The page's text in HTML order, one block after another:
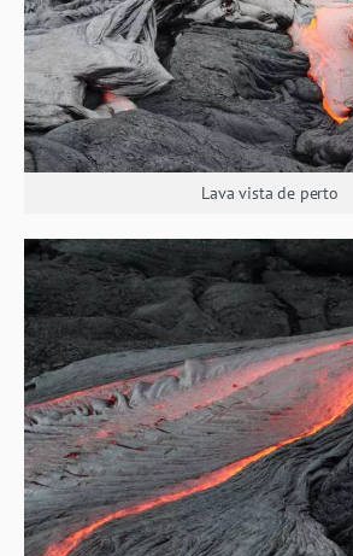
Lava vista de perto